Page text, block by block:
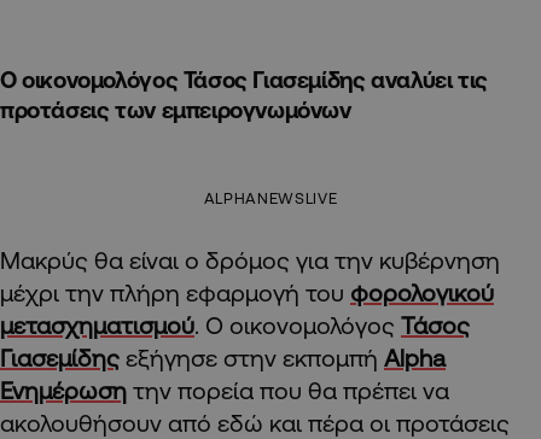
Ο οικονομολόγος Τάσος Γιασεμίδης αναλύει τις
προτάσεις των εμπειρογνωμόνων
ALPHANEWSLIVE
Μακρύς θα είναι ο δρόμος για την κυβέρνηση
μέχρι την πλήρη εφαρμογή του φορολογικού
μετασχηματισμού. Ο οικονομολόγος Τάσος
Γιασεμίδης εξήγησε στην εκπομπή Alpha
Ενημέρωση την πορεία που θα πρέπει να
ακολουθήσουν από εδώ και πέρα οι προτάσεις